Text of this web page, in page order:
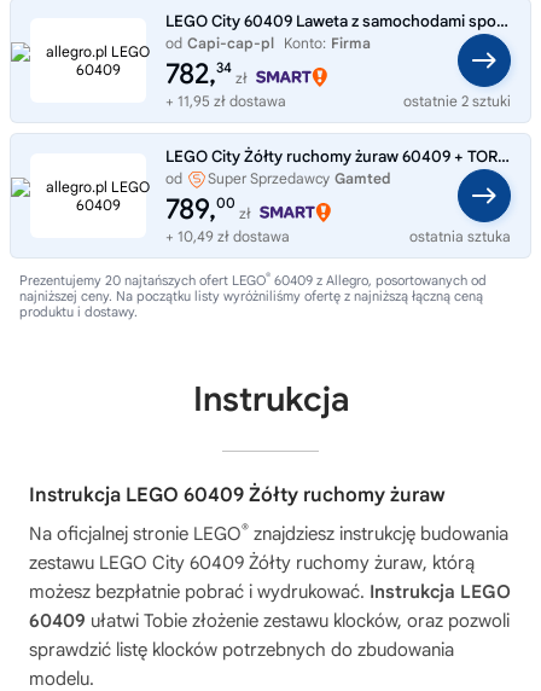
LEGO City 60409 Laweta z samochodami sportowymi
od Capi-cap-pl Konto: Firma
782,34
zł
+ 11,95 zł dostawa
ostatnie 2 sztuki
LEGO City Żółty ruchomy żuraw 60409 + TORBA LEGO
od Super Sprzedawcy Gamted
789,00
zł
+ 10,49 zł dostawa
ostatnia sztuka
Prezentujemy 20 najtańszych ofert LEGO® 60409 z Allegro, posortowanych od
najniższej ceny. Na początku listy wyróżniliśmy ofertę z najniższą łączną ceną
produktu i dostawy.
Instrukcja
Instrukcja LEGO 60409 Żółty ruchomy żuraw
Na oficjalnej stronie LEGO® znajdziesz instrukcję budowania
zestawu LEGO City 60409 Żółty ruchomy żuraw, którą
możesz bezpłatnie pobrać i wydrukować. Instrukcja LEGO
60409 ułatwi Tobie złożenie zestawu klocków, oraz pozwoli
sprawdzić listę klocków potrzebnych do zbudowania
modelu.